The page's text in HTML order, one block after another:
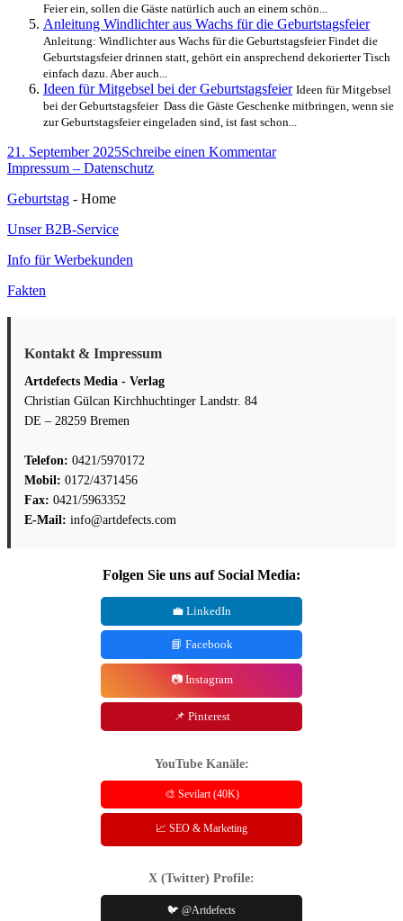
Feier ein, sollen die Gäste natürlich auch an einem schön...
Anleitung Windlichter aus Wachs für die Geburtstagsfeier
Anleitung: Windlichter aus Wachs für die Geburtstagsfeier Findet die
Geburtstagsfeier drinnen statt, gehört ein ansprechend dekorierter Tisch
einfach dazu. Aber auch...
Ideen für Mitgebsel bei der Geburtstagsfeier Ideen für Mitgebsel
bei der Geburtstagsfeier Dass die Gäste Geschenke mitbringen, wenn sie
zur Geburtstagsfeier eingeladen sind, ist fast schon...
Veröffentlicht
am
21. September 2025Schreibe einen Kommentarzu
Impressum – Datenschutz
Geburtstag - Home
Unser B2B-Service
Info für Werbekunden
Fakten
Kontakt & Impressum
Artdefects Media - Verlag
Christian Gülcan Kirchhuchtinger Landstr. 84
DE – 28259 Bremen
Telefon: 0421/5970172
Mobil: 0172/4371456
Fax: 0421/5963352
E-Mail: info@artdefects.com
Folgen Sie uns auf Social Media:
💼 LinkedIn
📘 Facebook
📷 Instagram
📌 Pinterest
YouTube Kanäle:
🎨 Sevilart (40K)
📈 SEO & Marketing
X (Twitter) Profile:
🐦 @Artdefects